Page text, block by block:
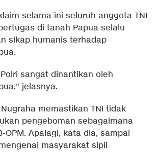
selama ini seluruh anggota TNI
di tanah Papua selalu
sikap humanis terhadap
sangat dinantikan oleh
jelasnya.
memastikan TNI tidak
pengeboman sebagaimana
OPM. Apalagi, kata dia, sampai
masyarakat sipil